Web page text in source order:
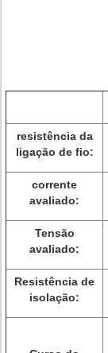
resistência da
ligação de fio:
corrente
avaliado:
Tensão
avaliado:
Resistência de
isolação: